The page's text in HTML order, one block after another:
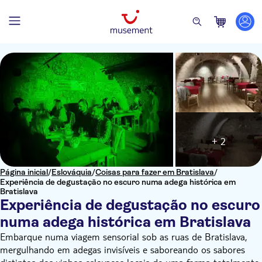
Página inicial/Eslováquia/Coisas para fazer em Bratislava/
Experiência de degustação no escuro numa adega histórica em
Bratislava
Experiência de degustação no escuro
numa adega histórica em Bratislava
+ 2
Embarque numa viagem sensorial sob as ruas de Bratislava,
mergulhando em adegas invisíveis e saboreando os sabores